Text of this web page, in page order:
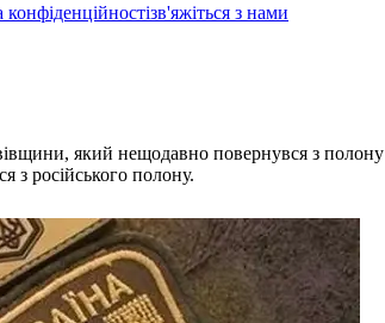
конфіденційностізв'яжіться з нами
який нещодавно повернувся з полону
з російського полону.